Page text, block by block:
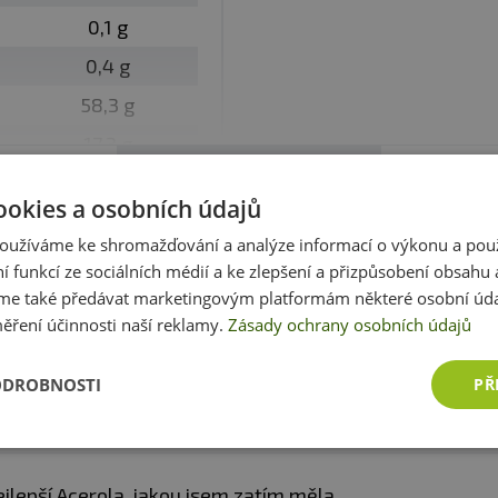
obal
0,1 g
0,4 g
58,3 g
9,6 g
0 g
Zobrazit celé parametry
Recenze Hodnotili již 2 zákazníci
není zrovna chuťovka a do overnight-oats ji
a osobních údajů
ke shromažďování a analýze informací o výkonu a
funkcí ze sociálních médií a ke zlepšení a přizpůsobení obsahu
také předávat marketingovým platformám některé osobní
účinnosti naší reklamy. Zásady ochrany osobních údajů